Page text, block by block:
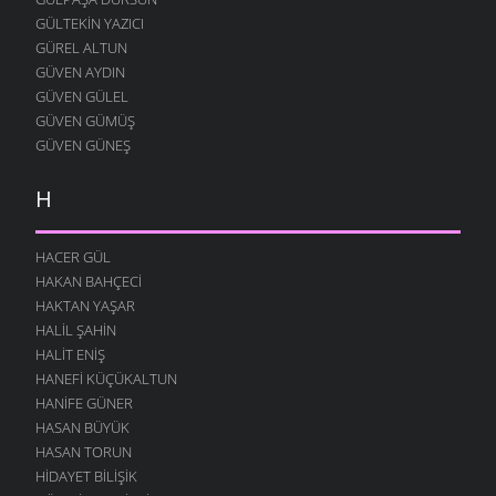
MERAKLI MELAHAT
12 AĞUSTOS 2004
HALK EĞITIMI
12 AĞUSTOS 2004
HASTAHANEDE DURUM
GIDIYORUZ
ÖZÜRLÜ YAŞAMAK
12 AĞUSTOS 2004
O YANA BU YANA
12 AĞUSTOS 2004
SUÇU NEDIR
12 AĞUSTOS 2004
ÖRÜMCEK
12 AĞUSTOS 2004
NOKTALI ŞIIR
GÜLTEKIN YAZICI
GÜREL ALTUN
GÜVEN AYDIN
GÜVEN GÜLEL
GÜVEN GÜMÜŞ
GÜVEN GÜNEŞ
H
HACER GÜL
HAKAN BAHÇECI
HAKTAN YAŞAR
HALIL ŞAHIN
HALIT ENIŞ
HANEFI KÜÇÜKALTUN
HANIFE GÜNER
HASAN BÜYÜK
HASAN TORUN
HIDAYET BILIŞIK